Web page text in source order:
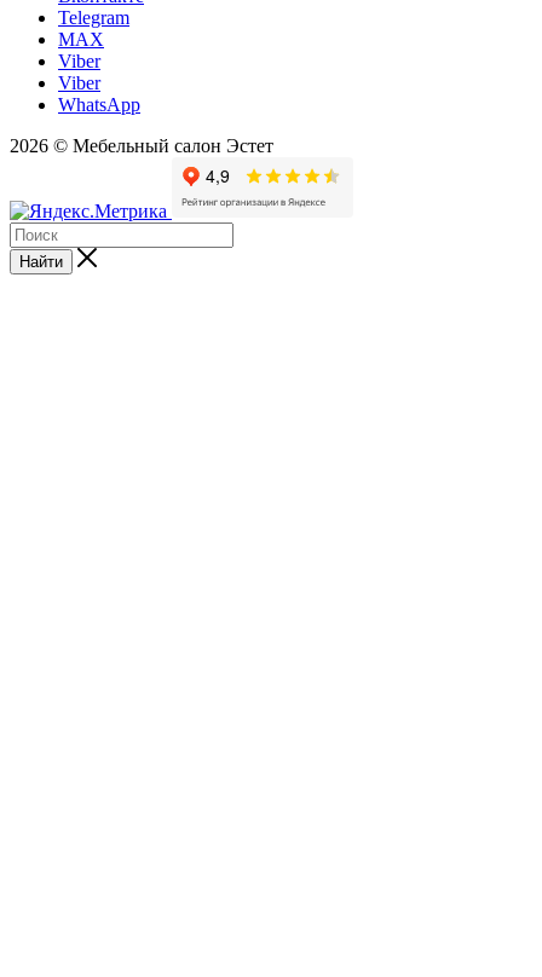
Telegram
MAX
Viber
Viber
WhatsApp
2026 © Мебельный салон Эстет
Найти